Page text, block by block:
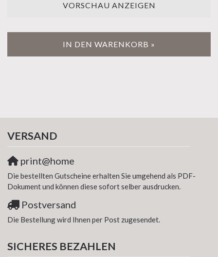
VORSCHAU ANZEIGEN
IN DEN WARENKORB »
VERSAND
print@home
Die bestellten Gutscheine erhalten Sie umgehend als PDF-
Dokument und können diese sofort selber ausdrucken.
Postversand
Die Bestellung wird Ihnen per Post zugesendet.
SICHERES BEZAHLEN